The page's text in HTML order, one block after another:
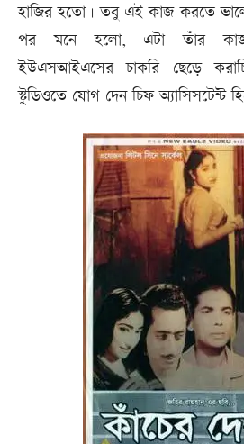
হাজির হতো। তবু এই কাজ করতে
পর মনে হলো, এটা তাঁর
ইউএসআইএসের চাকরি ছেড়ে
স্টুডিওতে যোগ দেন চিফ অ্যাসিসটেন্ট